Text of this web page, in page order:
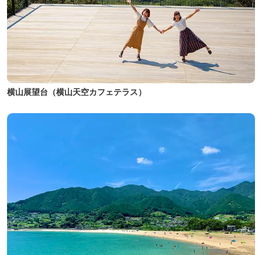
横山展望台（横山天空カフェテラス）